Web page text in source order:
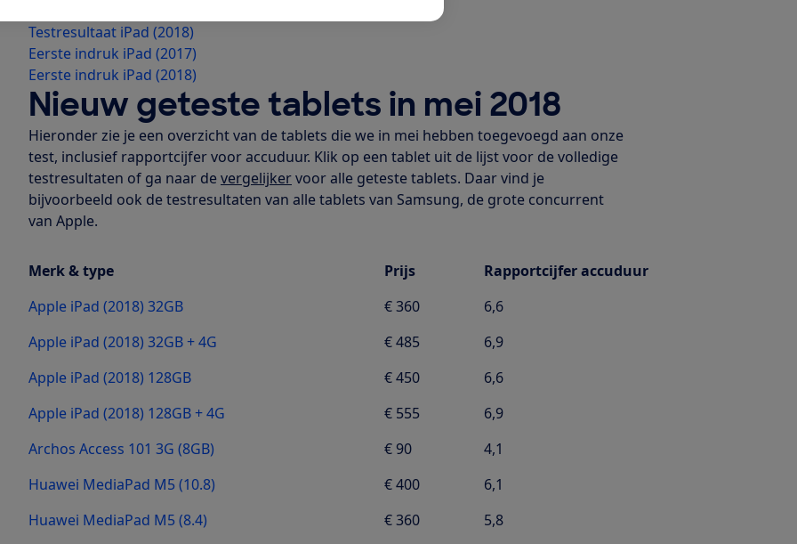
Testresultaat iPad (2018)
Eerste indruk iPad (2017)
Eerste indruk iPad (2018)
Nieuw geteste tablets in mei 2018
Hieronder zie je een overzicht van de tablets die we in mei hebben toegevoegd aan onze
test, inclusief rapportcijfer voor accuduur. Klik op een tablet uit de lijst voor de volledige
testresultaten of ga naar devergelijkervoor alle geteste tablets. Daar vind je
bijvoorbeeld ook de testresultaten van alle tablets van Samsung, de grote concurrent
van Apple.
Merk & type Prijs
Rapportcijfer accuduur
Apple iPad (2018) 32GB
€ 360
6,6
Apple iPad (2018) 32GB + 4G
€ 485
6,9
Apple iPad (2018) 128GB
€ 450
6,6
Apple iPad (2018) 128GB + 4G
€ 555
6,9
Archos Access 101 3G (8GB)
€ 90
4,1
Huawei MediaPad M5 (10.8)
€ 400
6,1
Huawei MediaPad M5 (8.4)
€ 360
5,8